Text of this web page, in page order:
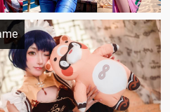
Xiangling siêu cute